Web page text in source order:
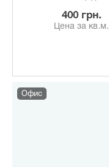
400 грн.
Цена за кв.м.
Офис